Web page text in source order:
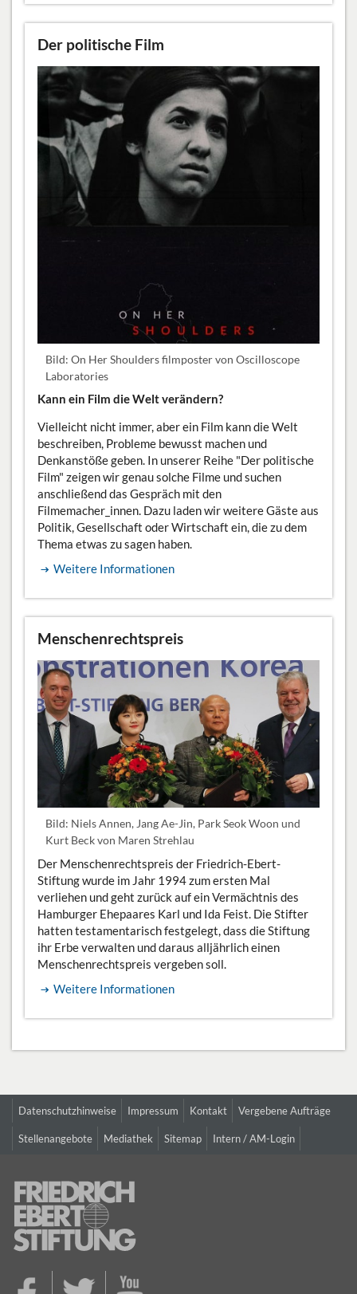
Der politische Film
Bild: On Her Shoulders filmposter von Oscilloscope
Laboratories
Kann ein Film die Welt verändern?
Vielleicht nicht immer, aber ein Film kann die Welt
beschreiben, Probleme bewusst machen und
Denkanstöße geben. In unserer Reihe "Der politische
Film" zeigen wir genau solche Filme und suchen
anschließend das Gespräch mit den
Filmemacher_innen. Dazu laden wir weitere Gäste aus
Politik, Gesellschaft oder Wirtschaft ein, die zu dem
Thema etwas zu sagen haben.
Weitere Informationen
Menschenrechtspreis
Bild: Niels Annen, Jang Ae-Jin, Park Seok Woon und
Kurt Beck von Maren Strehlau
Der Menschenrechtspreis der Friedrich-Ebert-
Stiftung wurde im Jahr 1994 zum ersten Mal
verliehen und geht zurück auf ein Vermächtnis des
Hamburger Ehepaares Karl und Ida Feist. Die Stifter
hatten testamentarisch festgelegt, dass die Stiftung
ihr Erbe verwalten und daraus alljährlich einen
Menschenrechtspreis vergeben soll.
Weitere Informationen
Datenschutzhinweise Impressum Kontakt Vergebene Aufträge
Stellenangebote Mediathek Sitemap Intern / AM-Login